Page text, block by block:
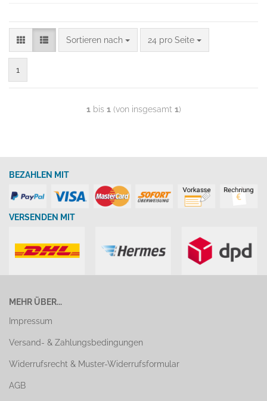
Sortieren nach 24 pro Seite
1
1bis 1(von insgesamt 1)
BEZAHLEN MIT
VERSENDEN MIT
MEHR ÜBER...
Impressum
Versand- & Zahlungsbedingungen
Widerrufsrecht & Muster-Widerrufsformular
AGB